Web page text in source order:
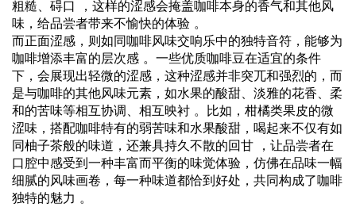
粗糙、碍口 ，这样的涩感会掩盖咖啡本身的香气和其他风
味，给品尝者带来不愉快的体验 。
而正面涩感，则如同咖啡风味交响乐中的独特音符，能够为
咖啡增添丰富的层次感 。一些优质咖啡豆在适宜的条件
下，会展现出轻微的涩感，这种涩感并非突兀和强烈的，而
是与咖啡的其他风味元素，如水果的酸甜、淡雅的花香、柔
和的苦味等相互协调、相互映衬 。比如，柑橘类果皮的微
涩味，搭配咖啡特有的弱苦味和水果酸甜，喝起来不仅有如
同柚子茶般的味道，还兼具持久不散的回甘 ，让品尝者在
口腔中感受到一种丰富而平衡的味觉体验，仿佛在品味一幅
细腻的风味画卷，每一种味道都恰到好处，共同构成了咖啡
独特的魅力 。